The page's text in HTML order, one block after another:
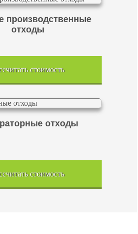
производственные
отходы
стоимость
отходы
стоимость